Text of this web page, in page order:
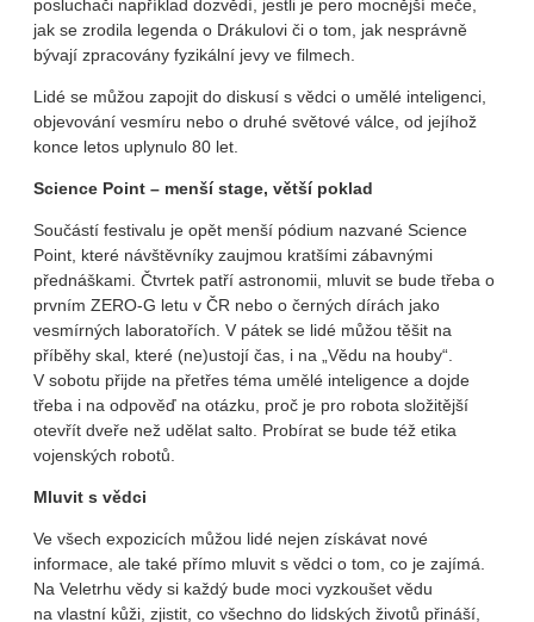
posluchači například dozvědí, jestli je pero mocnější meče,
jak se zrodila legenda o Drákulovi či o tom, jak nesprávně
bývají zpracovány fyzikální jevy ve filmech.
Lidé se můžou zapojit do diskusí s vědci o umělé inteligenci,
objevování vesmíru nebo o druhé světové válce, od jejíhož
konce letos uplynulo 80 let.
Science Point – menší stage, větší poklad
Součástí festivalu je opět menší pódium nazvané Science
Point, které návštěvníky zaujmou kratšími zábavnými
přednáškami. Čtvrtek patří astronomii, mluvit se bude třeba o
prvním ZERO-G letu v ČR nebo o černých dírách jako
vesmírných laboratořích. V pátek se lidé můžou těšit na
příběhy skal, které (ne)ustojí čas, i na „Vědu na houby“.
V sobotu přijde na přetřes téma umělé inteligence a dojde
třeba i na odpověď na otázku, proč je pro robota složitější
otevřít dveře než udělat salto. Probírat se bude též etika
vojenských robotů.
Mluvit s vědci
Ve všech expozicích můžou lidé nejen získávat nové
informace, ale také přímo mluvit s vědci o tom, co je zajímá.
Na Veletrhu vědy si každý bude moci vyzkoušet vědu
na vlastní kůži, zjistit, co všechno do lidských životů přináší,